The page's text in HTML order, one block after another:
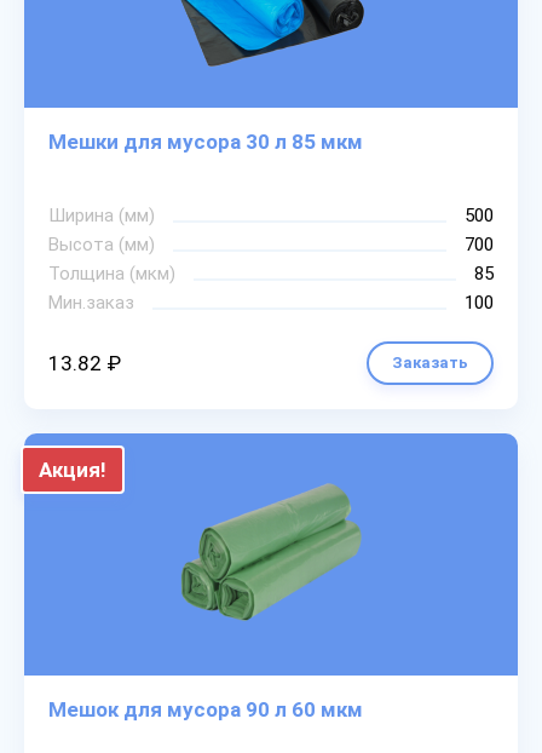
Мешки для мусора 30 л 85 мкм
Ширина (мм)
500
Высота (мм)
700
Толщина (мкм)
85
Мин.заказ
100
13.82 ₽ Заказать
Акция!
Мешок для мусора 90 л 60 мкм